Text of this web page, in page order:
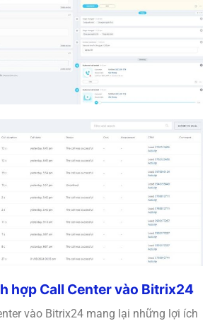
hợp Call Center vào Bitrix24
vào Bitrix24 mang lại những lợi ích